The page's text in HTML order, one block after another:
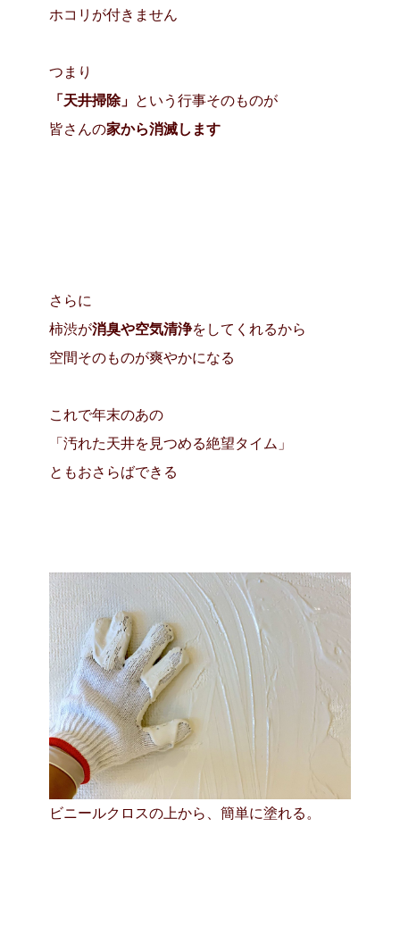
ホコリが付きません
つまり
「天井掃除」 という行事そのものが
皆さんの家から消滅します
さらに
柿渋が消臭や空気清浄をしてくれるから
空間そのものが爽やかになる
これで年末のあの
「汚れた天井を見つめる絶望タイム」
ともおさらばできる
ビニールクロスの上から、簡単に塗れる。